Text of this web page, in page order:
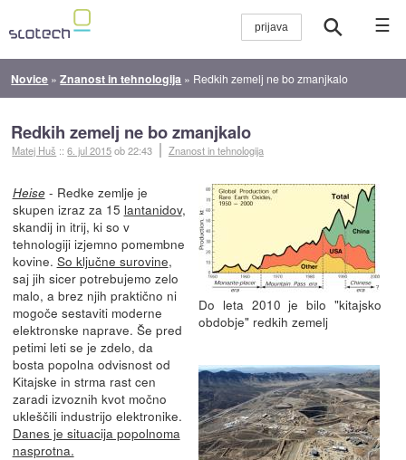
☰
Novice »Znanost in tehnologija » Redkih zemelj ne bo zmanjkalo
Redkih zemelj ne bo zmanjkalo
Matej Huš ::6. jul 2015ob 22:43 Znanost in tehnologija
Do leta 2010 je bilo "kitajsko
obdobje" redkih zemelj
Heise- Redke zemlje je
skupen izraz za 15 lantanidov,
skandij in itrij, ki so v
tehnologiji izjemno pomembne
kovine. So ključne surovine,
saj jih sicer potrebujemo zelo
malo, a brez njih praktično ni
mogoče sestaviti moderne
elektronske naprave. Še pred
petimi leti se je zdelo, da
bosta popolna odvisnost od
Kitajske in strma rast cen
zaradi izvoznih kvot močno
ukleščili industrijo elektronike.
Danes je situacija popolnoma
nasprotna.